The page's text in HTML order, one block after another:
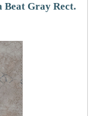
Beat Gray Rect.